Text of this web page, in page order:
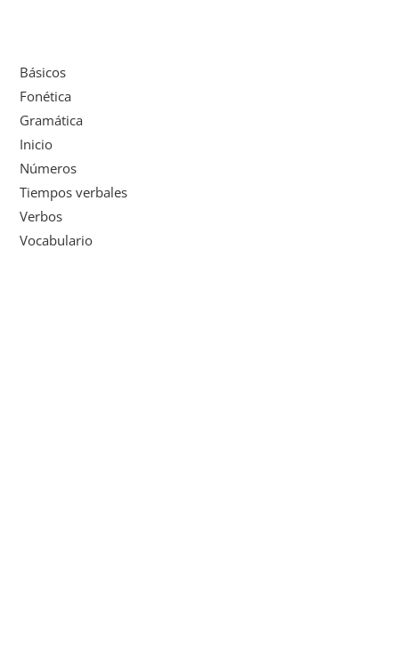
Básicos
Fonética
Gramática
Inicio
Números
Tiempos verbales
Verbos
Vocabulario